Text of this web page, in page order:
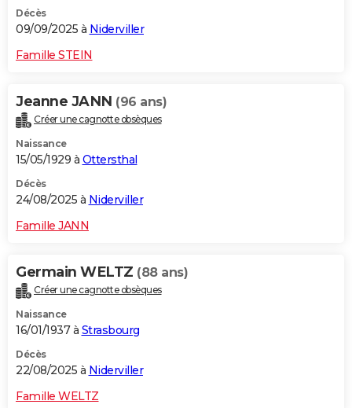
Décès
09/09/2025 à Niderviller
Famille STEIN
Jeanne JANN (96 ans)
Créer une cagnotte obsèques
Naissance
15/05/1929 à Ottersthal
Décès
24/08/2025 à Niderviller
Famille JANN
Germain WELTZ (88 ans)
Créer une cagnotte obsèques
Naissance
16/01/1937 à Strasbourg
Décès
22/08/2025 à Niderviller
Famille WELTZ